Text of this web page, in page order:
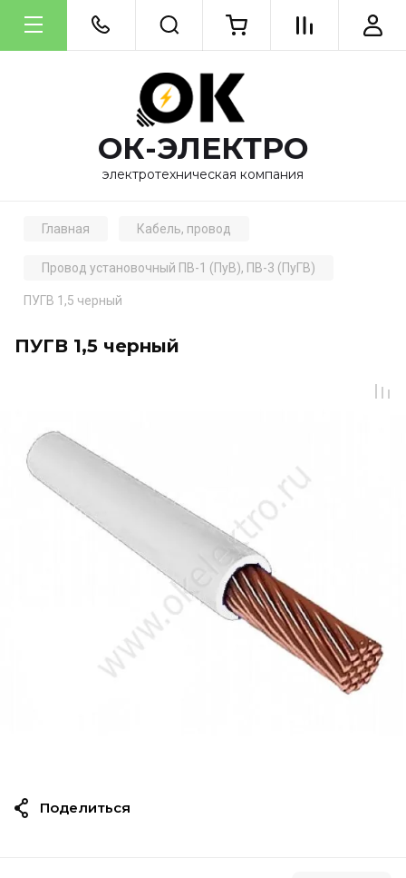
ОК-ЭЛЕКТРО
электротехническая компания
Главная Кабель, провод
Провод установочный ПВ-1 (ПуВ), ПВ-3 (ПуГВ)
ПУГВ 1,5 черный
ПУГВ 1,5 черный
Поделиться